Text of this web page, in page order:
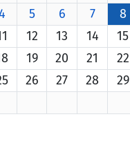
5 6 7 8
12 13 14 15
19 20 21 22
26 27 28 29